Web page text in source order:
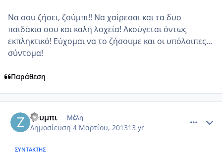
Να σου ζήσει, ζούμπι!! Να χαίρεσαι και τα δυο
παιδάκια σου και καλή λοχεία! Ακούγεται όντως
εκπληκτικό! Εύχομαι να το ζήσουμε και οι υπόλοιπες...
σύντομα!
Παράθεση
ζουμπι Μέλη
Δημοσίευση 4 Μαρτίου, 201313 yr
ΣΥΝΤΆΚΤΗΣ